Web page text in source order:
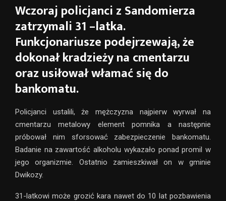
Wczoraj policjanci z Sandomierza
zatrzymali 31 –latka.
Funkcjonariusze podejrzewają, że
dokonał kradzieży na cmentarzu
oraz usiłował włamać się do
bankomatu.
Policjanci ustalili, że mężczyzna najpierw wyrwał na
cmentarzu metalowy element pomnika a następnie
próbował nim sforsować zabezpieczenie bankomatu.
Badanie na zawartość alkoholu wykazało ponad promil w
jego organizmie. Ostatnio zamieszkiwał on w gminie
Dwikozy.
31-latkowi może grozić kara nawet do 10 lat pozbawienia